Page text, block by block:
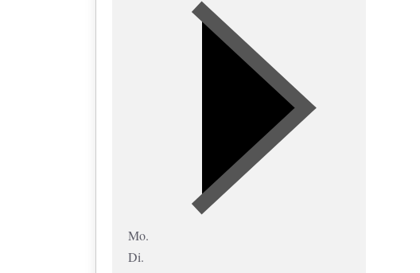
Mo.
Di.